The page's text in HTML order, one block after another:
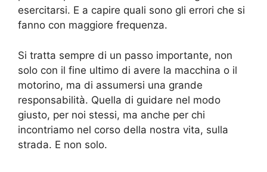
esercitarsi. E a capire quali sono gli errori che si
fanno con maggiore frequenza.
Si tratta sempre di un passo importante, non
solo con il fine ultimo di avere la macchina o il
motorino, ma di assumersi una grande
responsabilità. Quella di guidare nel modo
giusto, per noi stessi, ma anche per chi
incontriamo nel corso della nostra vita, sulla
strada. E non solo.